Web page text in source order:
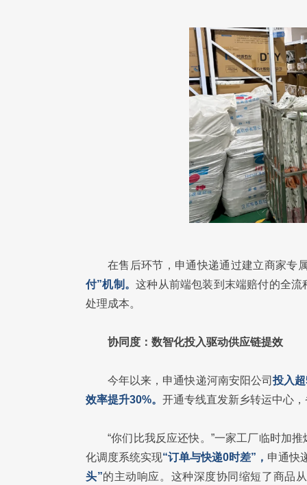
在售后环节，申通快递通过建立商家专
付”机制。这种从前端包装到末端赔付的全
处理成本。
协同度：数智化投入驱动供应链提效
今年以来，申通快递河南安阳公司投入
效率提升30%。 开通专线直发新乡转运中心
“你们比我反应还快。”一家工厂临时加
化调度系统实现“订单与快递0时差”， 申通快
头”的主动响应。这种深度协同缩短了商品